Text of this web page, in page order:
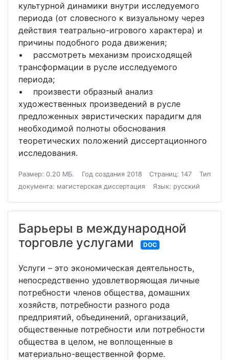
культурной динамики внутри исследуемого
периода (от словесного к визуальному через
действия театрально-игрового характера) и
причины подобного рода движения;
• рассмотреть механизм происходящей
трансформации в русле исследуемого
периода;
• произвести образный анализ
художественных произведений в русле
предложенных эвристических парадигм для
необходимой полноты обоснования
теоретических положений диссертационного
исследования.
Размер: 0.20 МБ. Год создания 2018 Страниц: 147
Тип
документа: магистерская диссертация
Язык: русский
Барьеры в международной
торговле услугами
DOC
Услуги – это экономическая деятельность,
непосредственно удовлетворяющая личные
потребности членов общества, домашних
хозяйств, потребности разного рода
предприятий, объединений, организаций,
общественные потребности или потребности
общества в целом, не воплощенные в
материально-вещественной форме.